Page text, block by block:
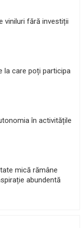
viniluri fără investiții
la care poți participa
în activitățile
mică rămâne
abundentă